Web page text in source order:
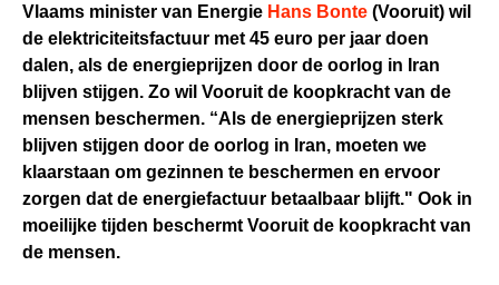
Vlaams minister van Energie Hans Bonte (Vooruit) wil
de elektriciteitsfactuur met 45 euro per jaar doen
dalen, als de energieprijzen door de oorlog in Iran
blijven stijgen. Zo wil Vooruit de koopkracht van de
mensen beschermen. “Als de energieprijzen sterk
blijven stijgen door de oorlog in Iran, moeten we
klaarstaan om gezinnen te beschermen en ervoor
zorgen dat de energiefactuur betaalbaar blijft." Ook in
moeilijke tijden beschermt Vooruit de koopkracht van
de mensen.